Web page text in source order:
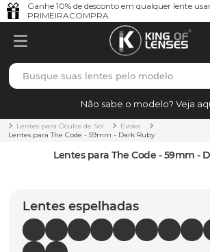
Ganhe 10% de desconto em qualquer lente
PRIMEIRACOMPRA
Busque suas lentes pelo modelo
Não sabe o modelo? Veja
Lentes para Óculos de Sol
Evoke
Lentes para The Code - 59mm - Dark Ruby
Lentes para The Code - 59mm -
Lentes espelhadas
TERMOS MAIS BUSCADOS
1º borrachas
holbrook
5º chaves
6º t-shock